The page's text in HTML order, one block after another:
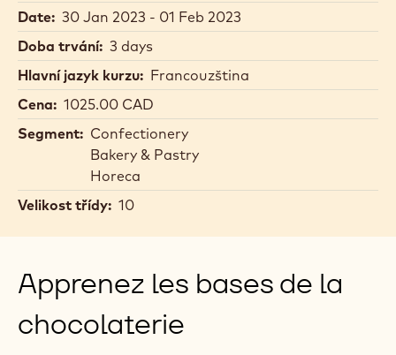
Date: 30 Jan 2023 - 01 Feb 2023
Doba trvání: 3 days
Hlavní jazyk kurzu: Francouzština
Cena: 1025.00 CAD
Segment: Confectionery
Bakery & Pastry
Horeca
Velikost třídy: 10
Apprenez les bases de la
chocolaterie